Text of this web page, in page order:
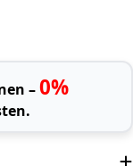
–0%